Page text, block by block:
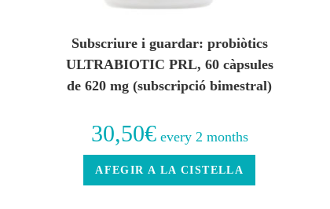
Subscriure i guardar: probiòtics
ULTRABIOTIC PRL, 60 càpsules
de 620 mg (subscripció bimestral)
30,50€ every 2 months
AFEGIR A LA CISTELLA